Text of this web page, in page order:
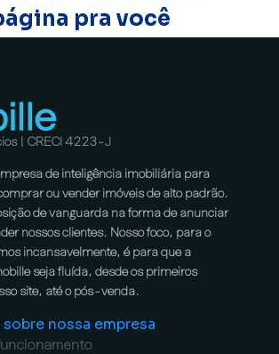
pra você
| CRECI 4223-J
de inteligência imobiliária para
ou vender imóveis de alto padrão.
de vanguarda na forma de anunciar
nossos clientes. Nosso foco, para o
incansavelmente, é para que a
seja fluída, desde os primeiros
site, até o pós-venda.
sobre nossa empresa